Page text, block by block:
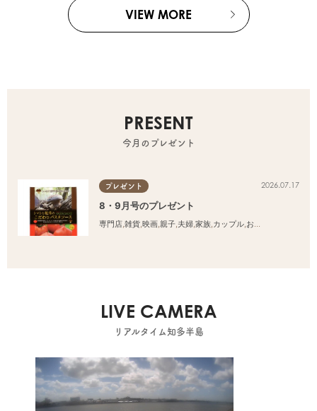
VIEW MORE
PRESENT
今月のプレゼント
プレゼント 2026.07.17
8・9月号のプレゼント
専門店,雑貨,映画,親子,夫婦,家族,カップル,おひとりさま
LIVE CAMERA
リアルタイム知多半島